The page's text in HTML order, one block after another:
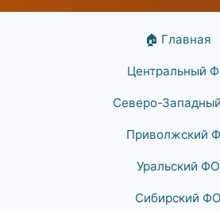
🏠 Главная
Центральный
Северо-
Приволжский
Уральский ФО
Сибирский ФО